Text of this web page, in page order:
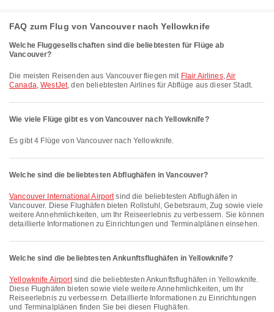
FAQ zum Flug von Vancouver nach Yellowknife
Welche Fluggesellschaften sind die beliebtesten für Flüge ab
Vancouver?
Die meisten Reisenden aus Vancouver fliegen mit Flair Airlines,Air
Canada,WestJet, den beliebtesten Airlines für Abflüge aus dieser Stadt.
Wie viele Flüge gibt es von Vancouver nach Yellowknife?
Es gibt 4 Flüge von Vancouver nach Yellowknife.
Welche sind die beliebtesten Abflughäfen in Vancouver?
Vancouver International Airportsind die beliebtesten Abflughäfen in
Vancouver. Diese Flughäfen bieten Rollstuhl, Gebetsraum, Zug sowie viele
weitere Annehmlichkeiten, um Ihr Reiseerlebnis zu verbessern. Sie können
detaillierte Informationen zu Einrichtungen und Terminalplänen einsehen.
Welche sind die beliebtesten Ankunftsflughäfen in Yellowknife?
Yellowknife Airportsind die beliebtesten Ankunftsflughäfen in Yellowknife.
Diese Flughäfen bieten sowie viele weitere Annehmlichkeiten, um Ihr
Reiseerlebnis zu verbessern. Detaillierte Informationen zu Einrichtungen
und Terminalplänen finden Sie bei diesen Flughäfen.